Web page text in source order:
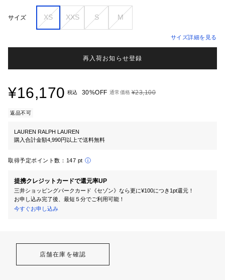
サイズ XS XXS S M
サイズ詳細を見る
再入荷お知らせ登録
¥16,170 税込 30%OFF 通常価格 ¥23,100
返品不可
LAUREN RALPH LAUREN
購入合計金額4,990円以上で送料無料
取得予定ポイント数： 147 pt
提携クレジットカードで還元率UP
三井ショッピングパークカード《セゾン》なら更に¥100につき1pt還元！
お申し込み完了後、最短５分でご利用可能！
今すぐお申し込み
店舗在庫を確認